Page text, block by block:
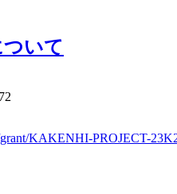
いて
KAKENHI-PROJECT-